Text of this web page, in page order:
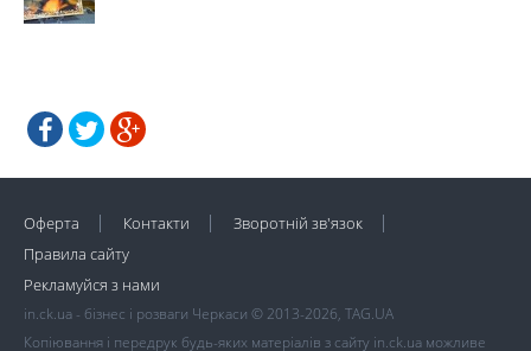
Оферта Контакти
Зворотній зв'язок
Правила сайту
Рекламуйся з нами
in.ck.ua - бізнес і розваги Черкаси © 2013-2026, TAG.UA
Копіювання і передрук будь-яких матеріалів з сайту in.ck.ua можливе